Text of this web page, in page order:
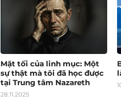
Mặt tối của linh mục: Một
sự thật mà tôi đã học được
tại Trung tâm Nazareth
28.11.2025